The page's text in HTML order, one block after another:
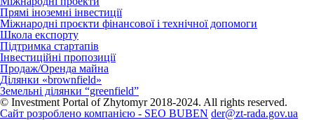
Прямі іноземні інвестиції
Міжнародні проєкти фінансової і технічної допомоги
Школа експорту
Підтримка стартапів
Інвестиційні пропозиції
Продаж/Оренда майна
Ділянки «brownfield»
Земельні ділянки “greenfield”
© Investment Portal of Zhytomyr 2018-2024. All rights reserved.
Сайт розроблено компанією - SEO BUBEN der@zt-rada.gov.ua